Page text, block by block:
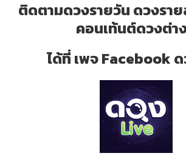
ติดตามดวงรายวัน ดวงรา
คอนเท้นต์ดวงต่า
ได้ที่ เพจ Facebook